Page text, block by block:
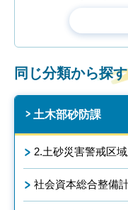
同じ分類から探す
土木部砂防課
2.土砂災害警戒区
社会資本総合整備